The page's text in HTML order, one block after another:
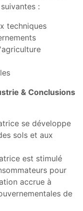
:
techniques
& Conclusions
se développe
sols et aux
est stimulé
pour
accrue à
de